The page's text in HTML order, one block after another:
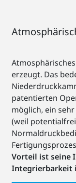
erzeugt. Das
patentierten
möglich, ein
(weil
Vorteil ist seine
Integrierbarkeit